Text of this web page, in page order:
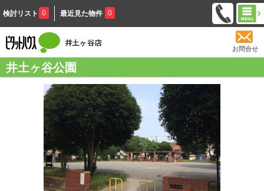
検討リスト 0 最近見た物件 0
お問合せ
井土ヶ谷公園